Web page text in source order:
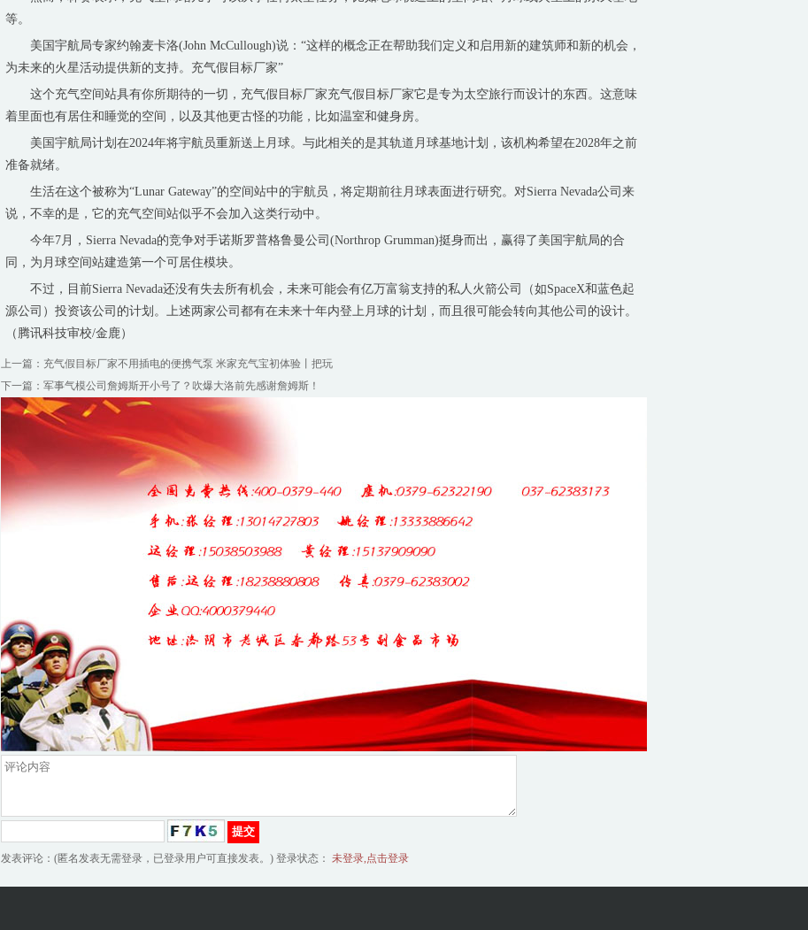
等。
美国宇航局专家约翰麦卡洛(John McCullough)说：“这样的概念正在帮助我们定义和启用新的建筑师和新的机会，
为未来的火星活动提供新的支持。充气假目标厂家”
这个充气空间站具有你所期待的一切，充气假目标厂家充气假目标厂家它是专为太空旅行而设计的东西。这意味
着里面也有居住和睡觉的空间，以及其他更古怪的功能，比如温室和健身房。
美国宇航局计划在2024年将宇航员重新送上月球。与此相关的是其轨道月球基地计划，该机构希望在2028年之前
准备就绪。
生活在这个被称为“Lunar Gateway”的空间站中的宇航员，将定期前往月球表面进行研究。对Sierra Nevada公司来
说，不幸的是，它的充气空间站似乎不会加入这类行动中。
今年7月，Sierra Nevada的竞争对手诺斯罗普格鲁曼公司(Northrop Grumman)挺身而出，赢得了美国宇航局的合
同，为月球空间站建造第一个可居住模块。
不过，目前Sierra Nevada还没有失去所有机会，未来可能会有亿万富翁支持的私人火箭公司（如SpaceX和蓝色起
源公司）投资该公司的计划。上述两家公司都有在未来十年内登上月球的计划，而且很可能会转向其他公司的设计。
（腾讯科技审校/金鹿）
上一篇： 充气假目标厂家不用插电的便携气泵 米家充气宝初体验丨把玩
下一篇： 军事气模公司詹姆斯开小号了？吹爆大洛前先感谢詹姆斯！
发表评论：(匿名发表无需登录，已登录用户可直接发表。) 登录状态： 未登录,点击登录